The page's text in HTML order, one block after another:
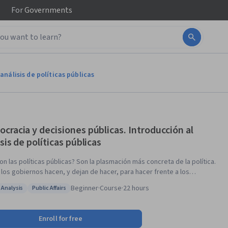
ForGovernments
de políticas públicas
y decisiones públicas. Introducción al
de políticas públicas
las políticas públicas? Son la plasmación más concreta de la política.
gobiernos hacen, y dejan de hacer, para hacer frente a los
y qué soluciones adoptar. Un proceso primordialmente político y
por qué algunos problemas adquieren la categoría de
públicos mientras que otros no llegan a captar la atención,
AnalysisStatus: Public Affairs
Public Affairs Beginner·Course·22 hours
Enroll for free